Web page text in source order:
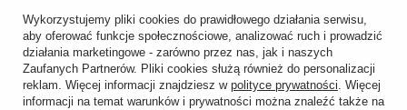
Chcę zareklamować produkt
Chcę zwrócić produkt
Wykorzystujemy pliki cookies do prawidłowego działania serwisu,
aby oferować funkcje społecznościowe, analizować ruch i prowadzić
działania marketingowe - zarówno przez nas, jak i naszych
Zaufanych Partnerów. Pliki cookies służą również do personalizacji
reklam. Więcej informacji znajdziesz w polityce prywatności. Więcej
informacji na temat warunków i prywatności można znaleźć także na